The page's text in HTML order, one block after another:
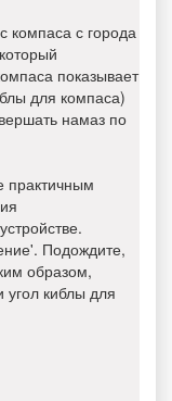
компаса с города
показывает
для компаса)
намаз по
практичным
Подождите,
образом,
угол киблы для